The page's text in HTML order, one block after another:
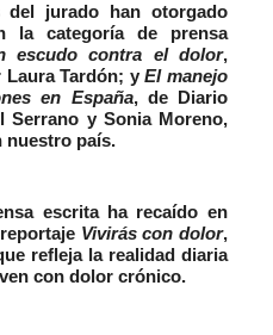
del jurado han otorgado
la categoría de prensa
escudo contra el dolor,
Laura Tardón; yEl manejo
en España, de Diario
Serrano y Sonia Moreno,
nuestro país.
escrita ha recaído en
Vivirás con dolor,
refleja la realidad diaria
con dolor crónico.